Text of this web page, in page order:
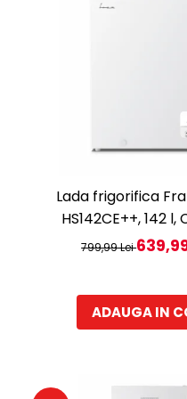
Lada frigorifica
HS142CE++, 142 l,
Convertibil Frigider/
799,99 Lei
ADAUGA IN